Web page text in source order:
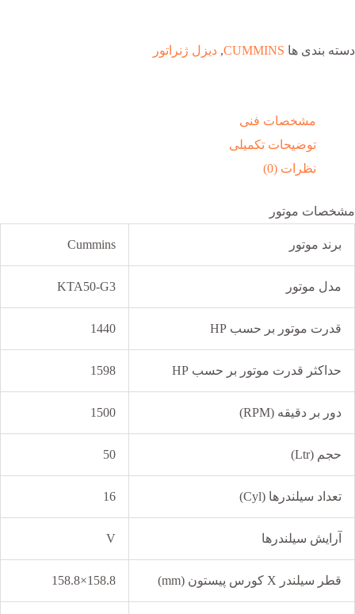
دسته بندی ها CUMMINS
, دیزل ژنراتور
مشخصات فنی
توضیحات تکمیلی
نظرات (0)
مشخصات موتور
برند موتور Cummins
مدل موتور KTA50-G3
قدرت موتور بر حسب HP 1440
حداکثر قدرت موتور بر حسب HP 1598
دور بر دقیقه (RPM) 1500
حجم (Ltr) 50
تعداد سیلندرها (Cyl) 16
آرایش سیلندرها V
قطر سیلندر X کورس پیستون (mm) 158.8×158.8